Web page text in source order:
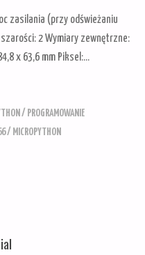
zasilania (przy odświeżaniu
2 Wymiary zewnętrzne:
x 63,6 mm Piksel:…
/ PROGRAMOWANIE
/ MICROPYTHON